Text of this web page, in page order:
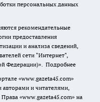
персональных данных
рекомендательные
предоставления
и анализа сведений,
сети "Интернет",
Федерации)». Подробнее
«www.gazeta45.com»
и читателями,
«www.gazeta45.com» на